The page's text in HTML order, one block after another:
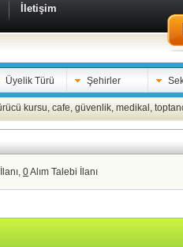
İletişim
Üyelik Türü Şehirler
kursu, cafe, güvenlik, medikal ,
0Alım Talebi İlanı